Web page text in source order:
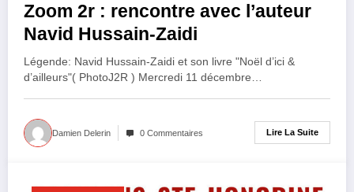
Zoom 2r : rencontre avec l’auteur
Navid Hussain-Zaidi
Légende: Navid Hussain-Zaidi et son livre "Noël d’ici &
d’ailleurs"( PhotoJ2R ) Mercredi 11 décembre…
Damien Delerin 0 Commentaires Lire La Suite